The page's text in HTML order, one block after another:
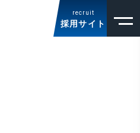
recruit
採用サイト